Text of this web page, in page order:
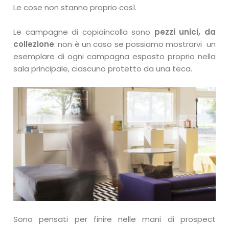
Le cose non stanno proprio così.
Le campagne di copiaincolla sono pezzi unici, da
collezione: non è un caso se possiamo mostrarvi un
esemplare di ogni campagna esposto proprio nella
sala principale, ciascuno protetto da una teca.
Sono pensati per finire nelle mani di prospect